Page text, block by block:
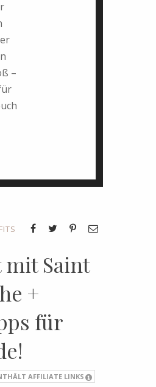
–
Saint
+
für
AFFILIATE LINKS